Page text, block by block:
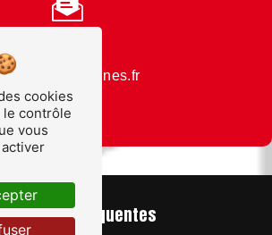
moutiers@mannes.fr
fréquentes
cookies
le contrôle
vous